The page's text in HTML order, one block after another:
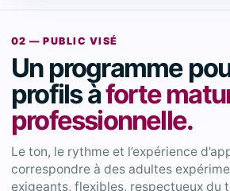
02 — PUBLIC VISÉ
Un programme
profils àforte
professionnelle.
Le ton, le rythme et l’expérience
correspondre à des adultes
exigeants, flexibles, respectueux du